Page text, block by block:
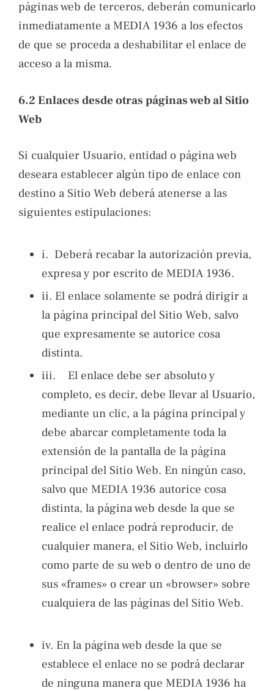
páginas web de terceros, deberán comunicarlo
inmediatamente a MEDIA 1936 a los efectos
de que se proceda a deshabilitar el enlace de
acceso a la misma.
6.2 Enlaces desde otras páginas web al Sitio
Web
Si cualquier Usuario, entidad o página web
deseara establecer algún tipo de enlace con
destino a Sitio Web deberá atenerse a las
siguientes estipulaciones:
i. Deberá recabar la autorización previa,
expresa y por escrito de MEDIA 1936.
ii. El enlace solamente se podrá dirigir a
la página principal del Sitio Web, salvo
que expresamente se autorice cosa
distinta.
iii. El enlace debe ser absoluto y
completo, es decir, debe llevar al Usuario,
mediante un clic, a la página principal y
debe abarcar completamente toda la
extensión de la pantalla de la página
principal del Sitio Web. En ningún caso,
salvo que MEDIA 1936 autorice cosa
distinta, la página web desde la que se
realice el enlace podrá reproducir, de
cualquier manera, el Sitio Web, incluirlo
como parte de su web o dentro de uno de
sus «frames» o crear un «browser» sobre
cualquiera de las páginas del Sitio Web.
iv. En la página web desde la que se
establece el enlace no se podrá declarar
de ninguna manera que MEDIA 1936 ha